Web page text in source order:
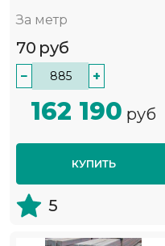
За метр
70 руб
− +
162 190 руб
КУПИТЬ
5